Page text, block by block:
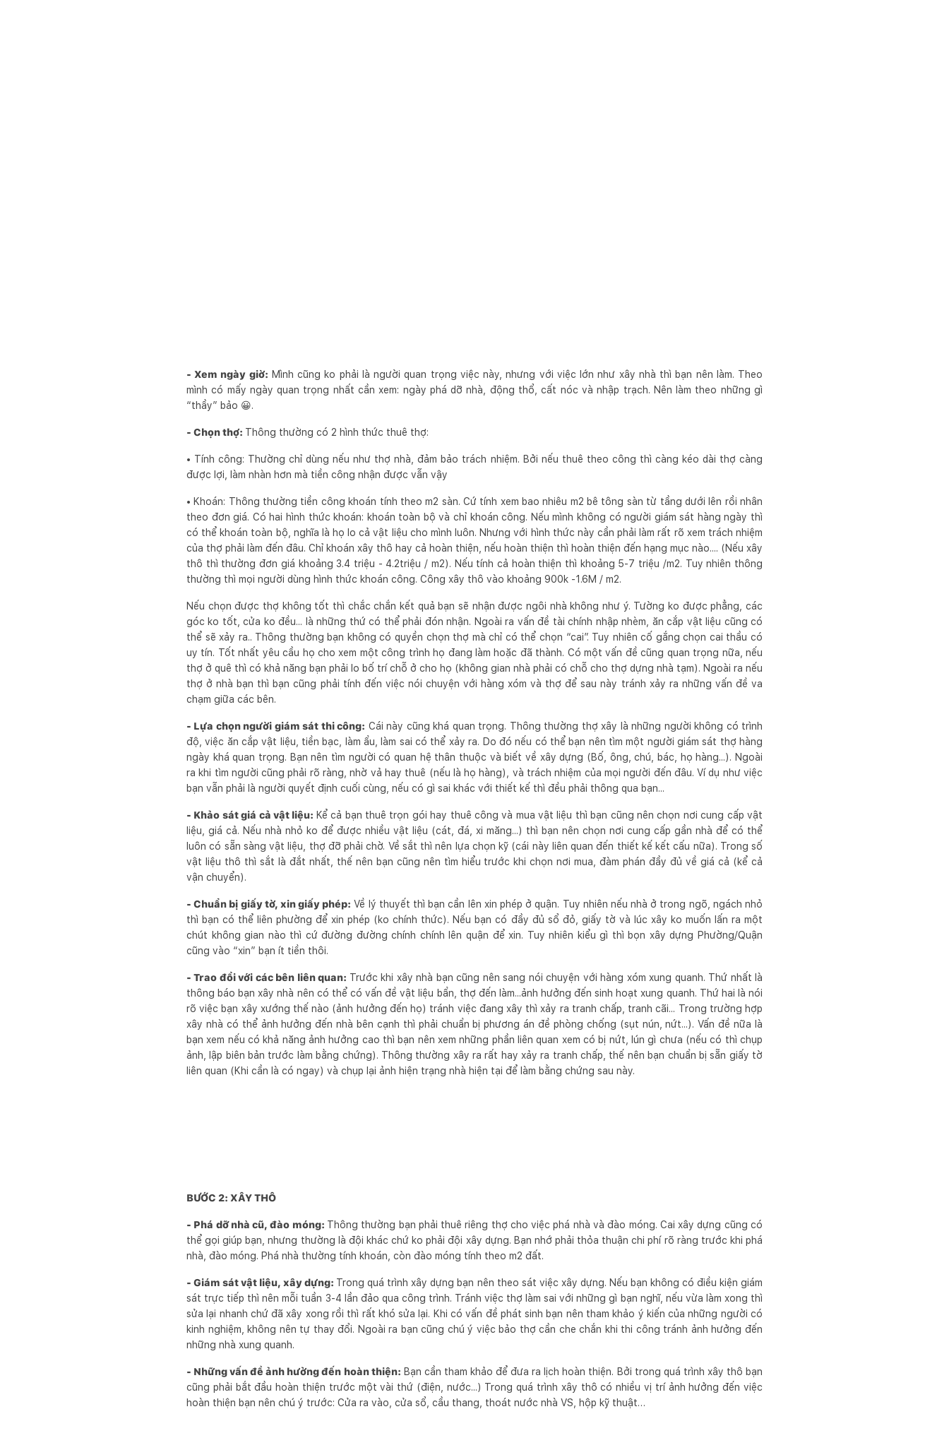
- Xem ngày giờ: Mình cũng ko phải là người quan trọng việc này, nhưng với việc lớn như xây nhà thì bạn nên làm. Theo
mình có mấy ngày quan trọng nhất cần xem: ngày phá dỡ nhà, động thổ, cất nóc và nhập trạch. Nên làm theo những gì
“thầy” bảo 😀.
- Chọn thợ: Thông thường có 2 hình thức thuê thợ:
• Tính công: Thường chỉ dùng nếu như thợ nhà, đảm bảo trách nhiệm. Bởi nếu thuê theo công thì càng kéo dài thợ càng
được lợi, làm nhàn hơn mà tiền công nhận được vẫn vậy
• Khoán: Thông thường tiền công khoán tính theo m2 sàn. Cứ tính xem bao nhiêu m2 bê tông sàn từ tầng dưới lên rồi nhân
theo đơn giá. Có hai hình thức khoán: khoán toàn bộ và chỉ khoán công. Nếu mình không có người giám sát hàng ngày thì
có thể khoán toàn bộ, nghĩa là họ lo cả vật liệu cho mình luôn. Nhưng với hình thức này cần phải làm rất rõ xem trách nhiệm
của thợ phải làm đến đâu. Chỉ khoán xây thô hay cả hoàn thiện, nếu hoàn thiện thì hoàn thiện đến hạng mục nào.... (Nếu xây
thô thì thường đơn giá khoảng 3.4 triệu - 4.2triệu / m2). Nếu tính cả hoàn thiện thì khoảng 5-7 triệu /m2. Tuy nhiên thông
thường thì mọi người dùng hình thức khoán công. Công xây thô vào khoảng 900k -1.6M / m2.
Nếu chọn được thợ không tốt thì chắc chắn kết quả bạn sẽ nhận được ngôi nhà không như ý. Tường ko được phẳng, các
góc ko tốt, cửa ko đều... là những thứ có thể phải đón nhận. Ngoài ra vấn đề tài chính nhập nhèm, ăn cắp vật liệu cũng có
thể sẽ xảy ra.. Thông thường bạn không có quyền chọn thợ mà chỉ có thể chọn “cai”. Tuy nhiên cố gắng chọn cai thầu có
uy tín. Tốt nhất yêu cầu họ cho xem một công trình họ đang làm hoặc đã thành. Có một vấn đề cũng quan trọng nữa, nếu
thợ ở quê thì có khả năng bạn phải lo bố trí chỗ ở cho họ (không gian nhà phải có chỗ cho thợ dựng nhà tạm). Ngoài ra nếu
thợ ở nhà bạn thì bạn cũng phải tính đến việc nói chuyện với hàng xóm và thợ để sau này tránh xảy ra những vấn đề va
chạm giữa các bên.
- Lựa chọn người giám sát thi công: Cái này cũng khá quan trọng. Thông thường thợ xây là những người không có trình
độ, việc ăn cắp vật liệu, tiền bạc, làm ẩu, làm sai có thể xảy ra. Do đó nếu có thể bạn nên tìm một người giám sát thợ hàng
ngày khá quan trọng. Bạn nên tìm người có quan hệ thân thuộc và biết về xây dựng (Bố, ông, chú, bác, họ hàng...). Ngoài
ra khi tìm người cũng phải rõ ràng, nhờ vả hay thuê (nếu là họ hàng), và trách nhiệm của mọi người đến đâu. Ví dụ như việc
bạn vẫn phải là người quyết định cuối cùng, nếu có gì sai khác với thiết kế thì đều phải thông qua bạn...
- Khảo sát giá cả vật liệu: Kể cả bạn thuê trọn gói hay thuê công và mua vật liệu thì bạn cũng nên chọn nơi cung cấp vật
liệu, giá cả. Nếu nhà nhỏ ko để được nhiều vật liệu (cát, đá, xi măng...) thì bạn nên chọn nơi cung cấp gần nhà để có thể
luôn có sẵn sàng vật liệu, thợ đỡ phải chờ. Về sắt thì nên lựa chọn kỹ (cái này liên quan đến thiết kế kết cấu nữa). Trong số
vật liệu thô thì sắt là đắt nhất, thế nên bạn cũng nên tìm hiểu trước khi chọn nơi mua, đàm phán đầy đủ về giá cả (kể cả
vận chuyển).
- Chuẩn bị giấy tờ, xin giấy phép: Về lý thuyết thì bạn cần lên xin phép ở quận. Tuy nhiên nếu nhà ở trong ngõ, ngách nhỏ
thì bạn có thể liên phường để xin phép (ko chính thức). Nếu bạn có đầy đủ sổ đỏ, giấy tờ và lúc xây ko muốn lấn ra một
chút không gian nào thì cứ đường đường chính chính lên quận để xin. Tuy nhiên kiểu gì thì bọn xây dựng Phường/Quận
cũng vào “xin” bạn ít tiền thôi.
- Trao đổi với các bên liên quan: Trước khi xây nhà bạn cũng nên sang nói chuyện với hàng xóm xung quanh. Thứ nhất là
thông báo bạn xây nhà nên có thể có vấn đề vật liệu bẩn, thợ đến làm...ảnh hưởng đến sinh hoạt xung quanh. Thứ hai là nói
rõ việc bạn xây xướng thế nào (ảnh hưởng đến họ) tránh việc đang xây thì xảy ra tranh chấp, tranh cãi... Trong trường hợp
xây nhà có thể ảnh hưởng đến nhà bên cạnh thì phải chuẩn bị phương án đề phòng chống (sụt nún, nứt...). Vấn đề nữa là
bạn xem nếu có khả năng ảnh hưởng cao thì bạn nên xem những phần liên quan xem có bị nứt, lún gì chưa (nếu có thì chụp
ảnh, lập biên bản trước làm bằng chứng). Thông thường xây ra rất hay xảy ra tranh chấp, thế nên bạn chuẩn bị sẵn giấy tờ
liên quan (Khi cần là có ngay) và chụp lại ảnh hiện trạng nhà hiện tại để làm bằng chứng sau này.
BƯỚC 2: XÂY THÔ
- Phá dỡ nhà cũ, đào móng: Thông thường bạn phải thuê riêng thợ cho việc phá nhà và đào móng. Cai xây dựng cũng có
thể gọi giúp bạn, nhưng thường là đội khác chứ ko phải đội xây dựng. Bạn nhớ phải thỏa thuận chi phí rõ ràng trước khi phá
nhà, đào móng. Phá nhà thường tính khoán, còn đào móng tính theo m2 đất.
- Giám sát vật liệu, xây dựng: Trong quá trình xây dựng bạn nên theo sát việc xây dựng. Nếu bạn không có điều kiện giám
sát trực tiếp thì nên mỗi tuần 3-4 lần đảo qua công trình. Tránh việc thợ làm sai với những gì bạn nghĩ, nếu vừa làm xong thì
sửa lại nhanh chứ đã xây xong rồi thì rất khó sửa lại. Khi có vấn đề phát sinh bạn nên tham khảo ý kiến của những người có
kinh nghiệm, không nên tự thay đổi. Ngoài ra bạn cũng chú ý việc bảo thợ cần che chắn khi thi công tránh ảnh hưởng đến
những nhà xung quanh.
- Những vấn đề ảnh hưởng đến hoàn thiện: Bạn cần tham khảo để đưa ra lịch hoàn thiện. Bởi trong quá trình xây thô bạn
cũng phải bắt đầu hoàn thiện trước một vài thứ (điện, nước...) Trong quá trình xây thô có nhiều vị trí ảnh hưởng đến việc
hoàn thiện bạn nên chú ý trước: Cửa ra vào, cửa sổ, cầu thang, thoát nước nhà VS, hộp kỹ thuật…